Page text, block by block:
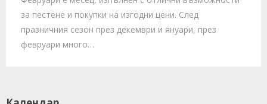
за пестене и покупки на изгодни цени. След
празничния сезон през декември и януари, през
февруари много…